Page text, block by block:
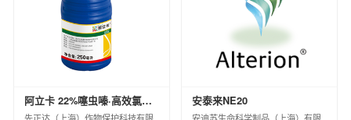
兰州蓝星清洗有限公司
宿迁化雨环保有限公司
沈阳中化化成环保科技有限公司
中化环信环境工程（上海）有限公司
蓝星工程有限公司
京泰环保科技有限公司
中化环境科技工程有限公司
阿立卡 22%噻虫嗪·高效氯氟氰菊酯微囊悬浮-悬浮剂 8×60×10ML(白标)
先正达（上海）作物保护科技有限
安泰来NE20
安迪苏生命科学制品（上海）有限